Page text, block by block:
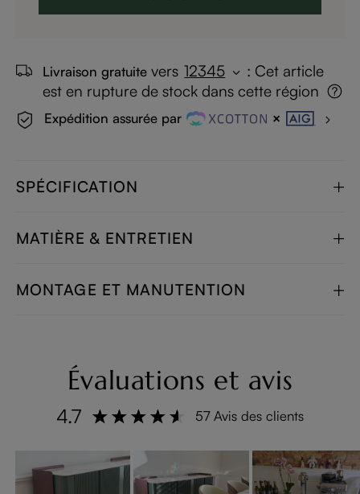
Livraison gratuite vers 12345 : Cet article
est en rupture de stock dans cette région
Expédition assurée par
SPÉCIFICATION
MATIÈRE & ENTRETIEN
MONTAGE ET MANUTENTION
Évaluations et avis
4.7 57 Avis des clients